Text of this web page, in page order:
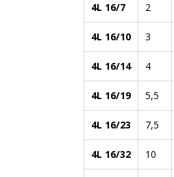
4L 16/7 2
4L 16/10 3
4L 16/14 4
4L 16/19 5,5
4L 16/23 7,5
4L 16/32 10